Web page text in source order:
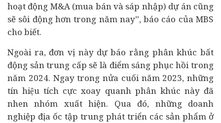
hoạt động M&A(mua bán và sáp nhập) dự án cũng
sẽ sôi động hơn trong năm nay”, báo cáo của MBS
cho biết.
Ngoài ra, đơn vị này dự báo rằng phân khúc bất
động sản trung cấp sẽ là điểm sáng phục hồi trong
năm 2024. Ngay trong nửa cuối năm 2023, những
tín hiệu tích cực xoay quanh phân khúc này đã
nhen nhóm xuất hiện. Qua đó, những doanh
nghiệp địa ốc tập trung phát triển các sản phẩm ở